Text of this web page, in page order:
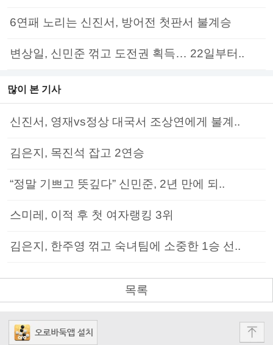
6연패 노리는 신진서, 방어전 첫판서 불계승
변상일, 신민준 꺾고 도전권 획득… 22일부터..
많이 본 기사
신진서, 영재vs정상 대국서 조상연에게 불계..
김은지, 목진석 잡고 2연승
“정말 기쁘고 뜻깊다” 신민준, 2년 만에 되..
스미레, 이적 후 첫 여자랭킹 3위
김은지, 한주영 꺾고 숙녀팀에 소중한 1승 선..
목록